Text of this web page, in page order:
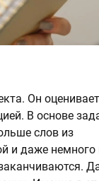
Он
В основе
слов из
и даже немного